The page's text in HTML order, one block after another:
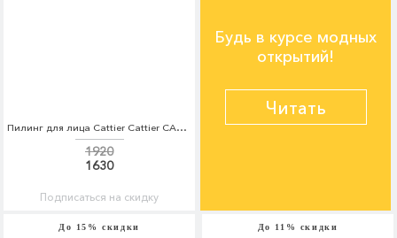
Пилинг для лица Cattier Cattier CA061LWSPS30
1920
1630
Подписаться на скидку
Будь в курсе модных
открытий!
Читать
До 15% скидки До 11% скидки